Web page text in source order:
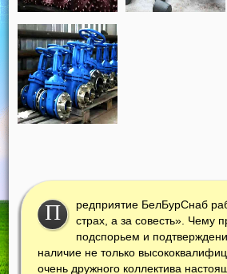
П
редприятие БелБурСнаб
страх, а за совесть». Чему
подспорьем и
наличие не только
очень дружного коллектива